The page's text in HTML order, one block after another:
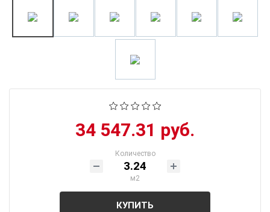
34 547.31 руб.
Количество
м2
КУПИТЬ